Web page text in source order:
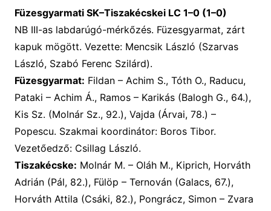
Füzesgyarmati SK–Tiszakécskei LC 1–0 (1–0)
NB III-as labdarúgó-mérkőzés. Füzesgyarmat, zárt
kapuk mögött. Vezette: Mencsik László (Szarvas
László, Szabó Ferenc Szilárd).
Füzesgyarmat: Fildan – Achim S., Tóth O., Raducu,
Pataki – Achim Á., Ramos – Karikás (Balogh G., 64.),
Kis Sz. (Molnár Sz., 92.), Vajda (Árvai, 78.) –
Popescu. Szakmai koordinátor: Boros Tibor.
Vezetőedző: Csillag László.
Tiszakécske: Molnár M. – Oláh M., Kiprich, Horváth
Adrián (Pál, 82.), Fülöp – Ternován (Galacs, 67.),
Horváth Attila (Csáki, 82.), Pongrácz, Simon – Zvara